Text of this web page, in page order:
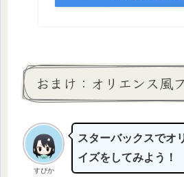
おまけ：オリエンス風
すぴか
スターバックスでオ
イズをしてみよう！